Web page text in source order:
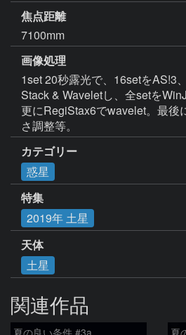
焦点距離
7100mm
画像処理
1set 20秒露光で、16setをAS!3
Stack & Waveletし、全setを
更にRegiStax6でwavelet。最後
さ調整等。
カテゴリー
惑星
特集
2019年 土星
天体
土星
関連作品